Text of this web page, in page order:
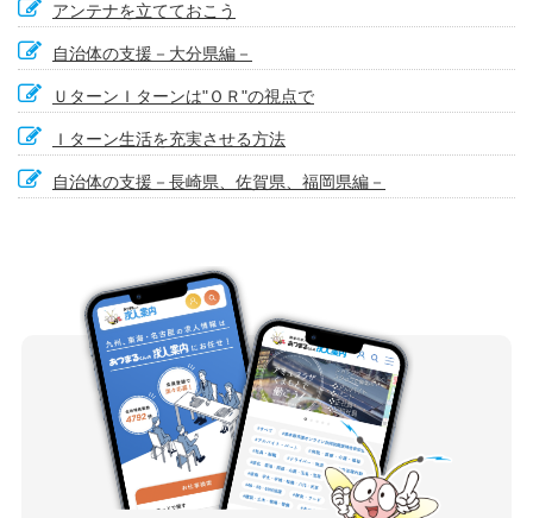
アンテナを立てておこう
自治体の支援－大分県編－
ＵターンＩターンは"ＯＲ"の視点で
Ｉターン生活を充実させる方法
自治体の支援－長崎県、佐賀県、福岡県編－